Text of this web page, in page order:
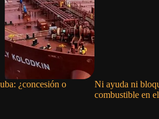
¿concesión o
Ni ayuda ni
combustible en